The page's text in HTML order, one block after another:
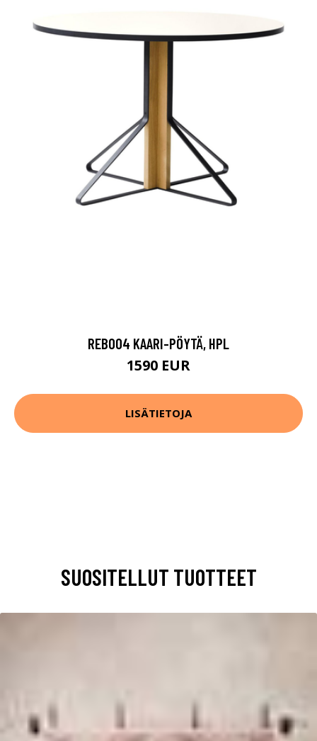
REB004 KAARI-PÖYTÄ, HPL
1590 EUR
LISÄTIETOJA
SUOSITELLUT TUOTTEET